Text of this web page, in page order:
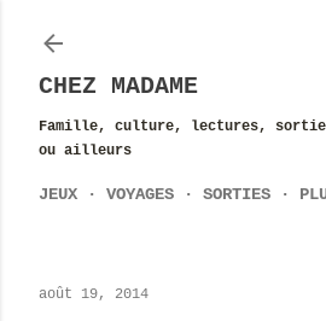
CHEZ MADAME
Famille, culture, lectures,
ou ailleurs
JEUX VOYAGES SORTIES
août 19, 2014